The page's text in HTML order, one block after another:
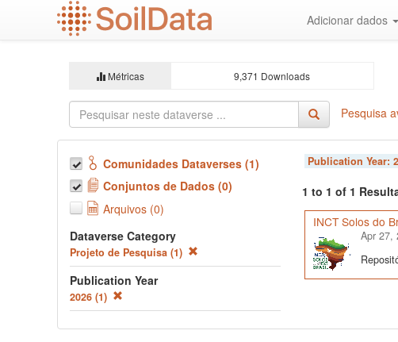
Adicionar dados
Métricas 9,371 Downloads
Pesquisa
Comunidades Dataverses (1)
Conjuntos de Dados (0)
Arquivos (0)
Dataverse Category
Projeto de Pesquisa (1)
Publication Year
2026 (1)
Publication Year:
1 to 1 of 1
INCT Solos do
Apr 27,